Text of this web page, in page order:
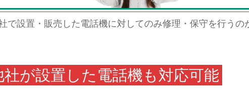
で設置・販売した電話機に対してのみ修理・保守を行うの
社が設置した電話機も対応可能